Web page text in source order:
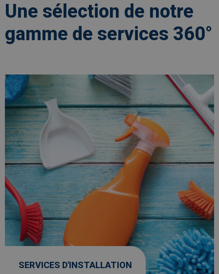
Une sélection de notre
gamme de services 360°
Afbeelding
SERVICES D'INSTALLATION
link
naarServices
d'installation